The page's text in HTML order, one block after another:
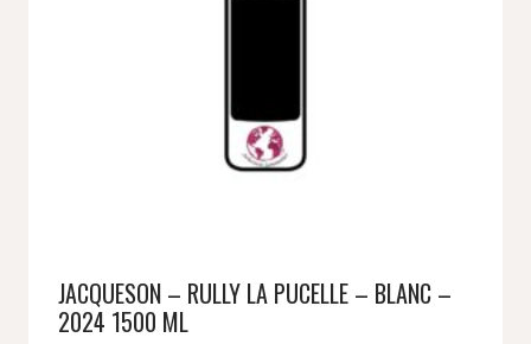
JACQUESON – RULLY LA PUCELLE – BLANC –
2024 1500 ML